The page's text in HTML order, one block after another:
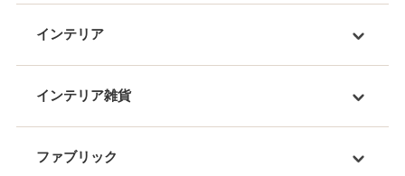
インテリア
インテリア雑貨
ファブリック